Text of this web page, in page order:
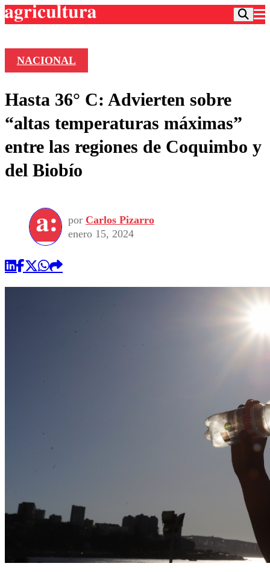
Frecuencias
Agricultura TV
Deportes
Colo Colo
Motor
Torneo Internacional
Torneo Nacional
Entretención
Noticias
Internacional
Nacional
Vida Social
Programas
Comercial
NACIONAL
Hasta 36° C: Advierten sobre
“altas temperaturas máximas”
entre las regiones de Coquimbo y
del Biobío
por Carlos Pizarro
enero 15, 2024